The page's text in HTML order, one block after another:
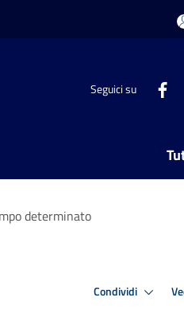
Seguici su
determinato
Condividi